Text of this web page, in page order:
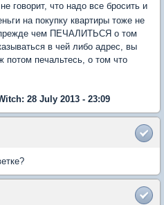
говорит, что надо все бросить и
на покупку квартиры тоже не
прежде чем ПЕЧАЛИТЬСЯ о том
в чей либо адрес, вы
потом печальтесь, о том что
28 July 2013 - 23:09